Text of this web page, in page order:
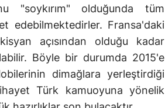
"soykırım" olduğunda tüm
edebilmektedirler. Fransa'daki
açısından olduğu kadar
Böyle bir durumda 2015'e
dimağlara yerleştirdiği
Türk kamuoyuna yönelik